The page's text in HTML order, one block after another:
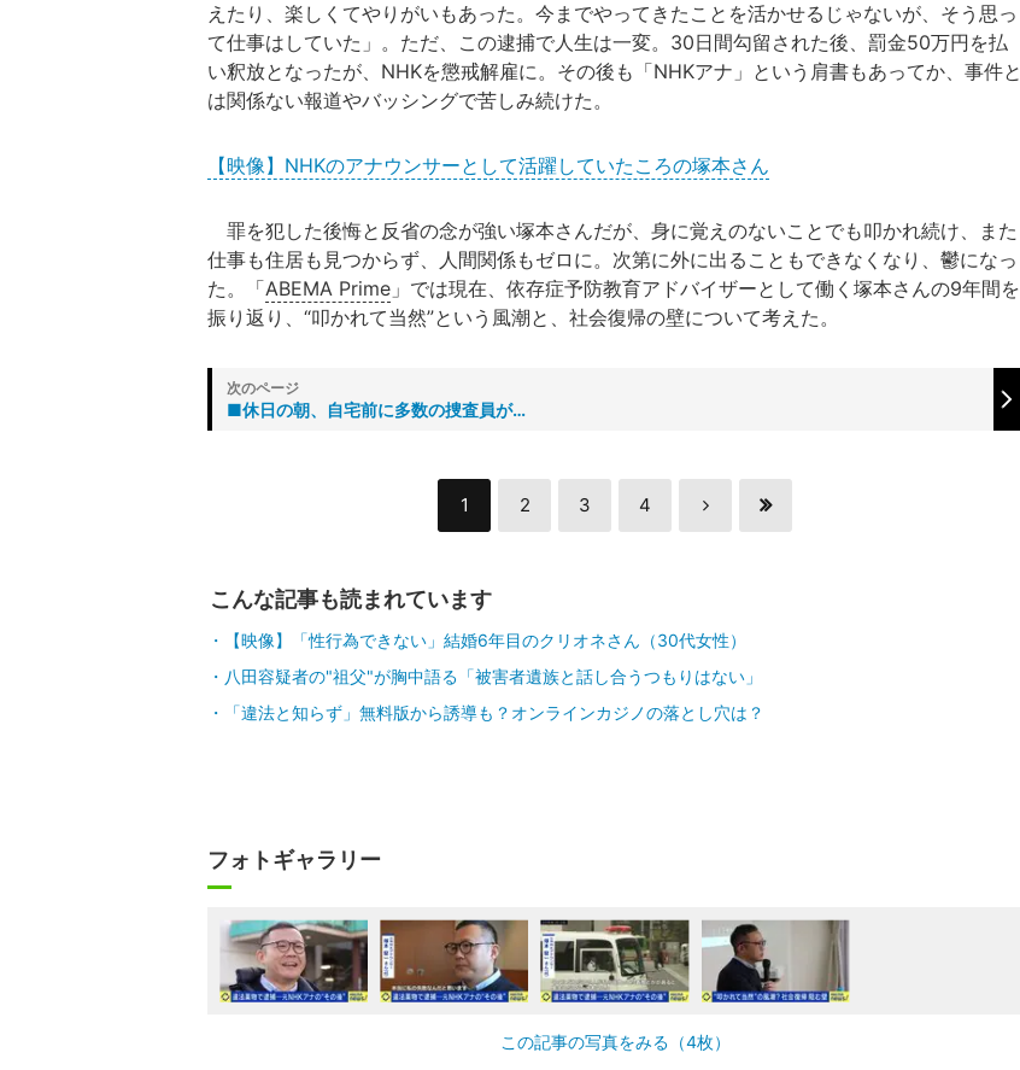
えたり、楽しくてやりがいもあった。今までやってきたことを活かせるじゃないが、そう思っ
て仕事はしていた」。ただ、この逮捕で人生は一変。30日間勾留された後、罰金50万円を払
い釈放となったが、NHKを懲戒解雇に。その後も「NHKアナ」という肩書もあってか、事件と
は関係ない報道やバッシングで苦しみ続けた。
【映像】NHKのアナウンサーとして活躍していたころの塚本さん
罪を犯した後悔と反省の念が強い塚本さんだが、身に覚えのないことでも叩かれ続け、また
仕事も住居も見つからず、人間関係もゼロに。次第に外に出ることもできなくなり、鬱になっ
た。「ABEMA Prime 」では現在、依存症予防教育アドバイザーとして働く塚本さんの9年間を
振り返り、“叩かれて当然”という風潮と、社会復帰の壁について考えた。
■休日の朝、自宅前に多数の捜査員が…
1 2 3 4
こんな記事も読まれています
【映像】「性行為できない」結婚6年目のクリオネさん（30代女性）
八田容疑者の"祖父"が胸中語る「被害者遺族と話し合うつもりはない」
「違法と知らず」無料版から誘導も？オンラインカジノの落とし穴は？
フォトギャラリー
この記事の写真をみる（4枚）